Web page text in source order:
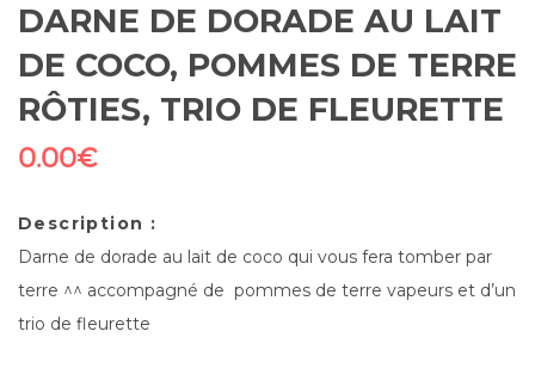
DARNE DE DORADE AU LAIT
DE COCO, POMMES DE TERRE
RÔTIES, TRIO DE FLEURETTE
0.00€
Description :
Darne de dorade au lait de coco qui vous fera tomber par
terre ^^ accompagné de pommes de terre vapeurs et d’un
trio de fleurette